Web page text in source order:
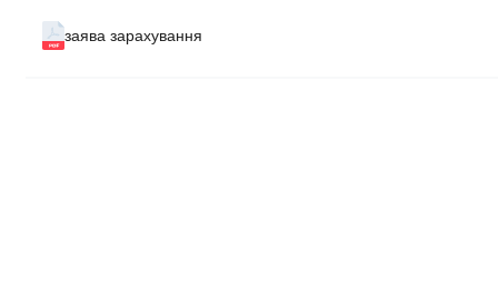
заява зарахування